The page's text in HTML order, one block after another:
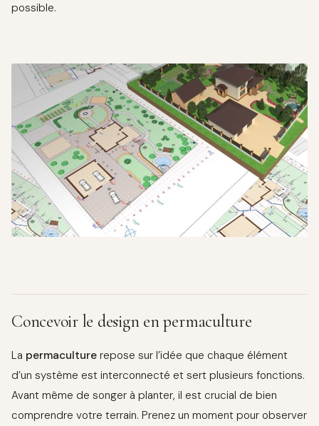
possible.
Concevoir le design en permaculture
La permaculture repose sur l’idée que chaque élément
d’un système est interconnecté et sert plusieurs fonctions.
Avant même de songer à planter, il est crucial de bien
comprendre votre terrain. Prenez un moment pour observer